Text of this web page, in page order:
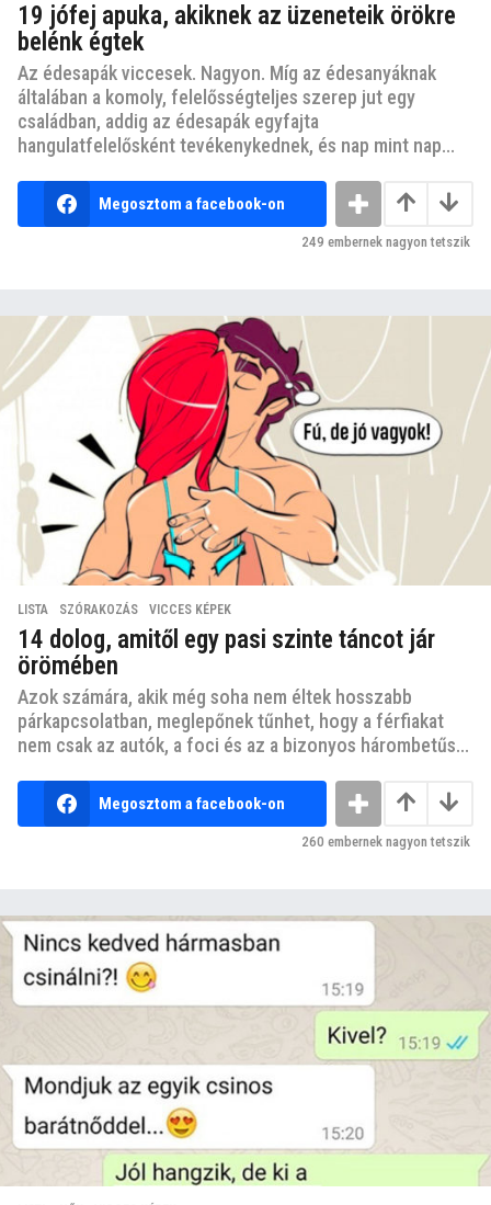
19 jófej apuka, akiknek az üzeneteik örökre
belénk égtek
Az édesapák viccesek. Nagyon. Míg az édesanyáknak
általában a komoly, felelősségteljes szerep jut egy
családban, addig az édesapák egyfajta
hangulatfelelősként tevékenykednek, és nap mint nap...
Megosztom a facebook-on
249 embernek nagyon tetszik
LISTA ,SZÓRAKOZÁS ,VICCES KÉPEK
14 dolog, amitől egy pasi szinte táncot jár
örömében
Azok számára, akik még soha nem éltek hosszabb
párkapcsolatban, meglepőnek tűnhet, hogy a férfiakat
nem csak az autók, a foci és az a bizonyos hárombetűs...
Megosztom a facebook-on
260 embernek nagyon tetszik